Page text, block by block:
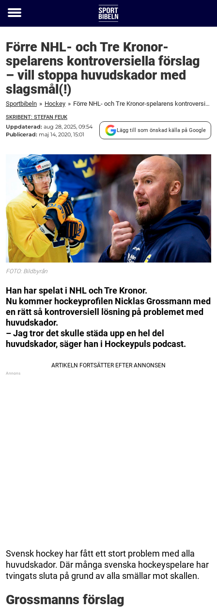
Toggle
Förre NHL- och Tre Kronor-
spelarens kontroversiella förslag
– vill stoppa huvudskador med
slagsmål(!)
Sportbibeln » Hockey » Förre NHL- och Tre Kronor-spelarens kontroversiella förslag – vill stoppa huvudskador med slagsmål(!)
SKRIBENT: STEFAN FEUK
Uppdaterad: aug 28, 2025, 09:54
Publicerad: maj 14, 2020, 15:01
Lägg till som önskad källa på Google
FOTO: Bildbyrån
Han har spelat i NHL och Tre Kronor.
Nu kommer hockeyprofilen Nicklas Grossmann med
en rätt så kontroversiell lösning på problemet med
huvudskador.
– Jag tror det skulle städa upp en hel del
huvudskador, säger han i Hockeypuls podcast.
Svensk hockey har fått ett stort problem med alla
huvudskador. Där många svenska hockeyspelare har
tvingats sluta på grund av alla smällar mot skallen.
Grossmanns förslag